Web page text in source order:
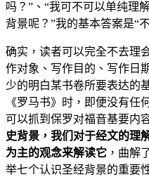
吗？”、“我可不可以单纯理
背景呢？”我的基本答案是“
确实，读者可以完全不去理
作对象、写作目的、写作日
少的明白某书卷所要表达的
《罗马书》时，即便没有任
可以抓到保罗对福音基要内
史背景，我们对于经文的理
为主的观念来解读它 ，曲解
举七个认识圣经背景的重要